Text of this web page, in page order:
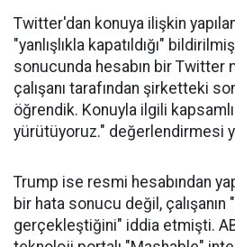
Twitter'dan konuya ilişkin
"yanlışlıkla kapatıldığı"
sonucunda hesabın bir Twitter
çalışanı tarafından şirketteki
öğrendik. Konuyla ilgili
yürütüyoruz." değerlendirmesi
Trump ise resmi hesabından
bir hata sonucu değil,
gerçekleştiğini" iddia etmişti.